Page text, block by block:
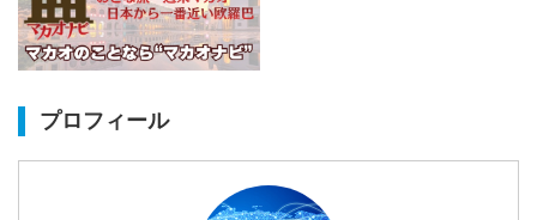
プロフィール